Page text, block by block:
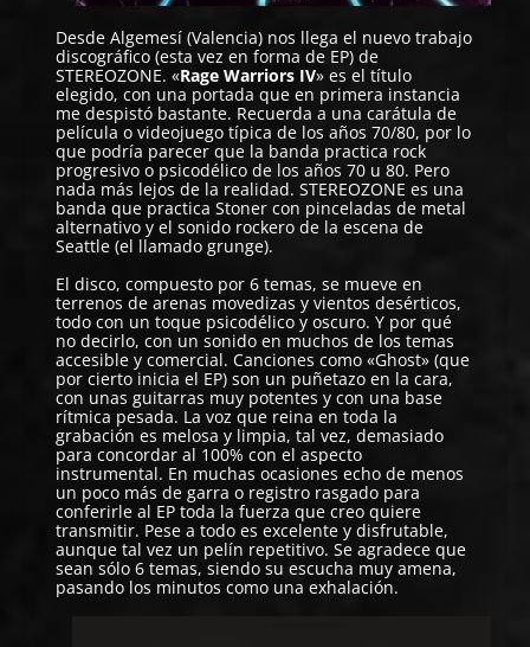
Desde Algemesí (Valencia) nos llega el nuevo trabajo
discográfico (esta vez en forma de EP) de
STEREOZONE. «Rage Warriors IV» es el título
elegido, con una portada que en primera instancia
me despistó bastante. Recuerda a una carátula de
película o videojuego típica de los años 70/80, por lo
que podría parecer que la banda practica rock
progresivo o psicodélico de los años 70 u 80. Pero
nada más lejos de la realidad.STEREOZONE es una
banda que practica Stoner con pinceladas de metal
alternativo y el sonido rockero de la escena de
Seattle (el llamado grunge).
El disco, compuesto por 6 temas, se mueve en
terrenos de arenas movedizas y vientos desérticos,
todo con un toque psicodélico y oscuro. Y por qué
no decirlo, con un sonido en muchos de los temas
accesible y comercial. Canciones como «Ghost» (que
por cierto inicia el EP) son un puñetazo en la cara,
con unas guitarras muy potentes y con una base
rítmica pesada. La voz que reina en toda la
grabación es melosa y limpia, tal vez, demasiado
para concordar al 100% con el aspecto
instrumental. En muchas ocasiones echo de menos
un poco más de garra o registro rasgado para
conferirle al EP toda la fuerza que creo quiere
transmitir. Pese a todo es excelente y disfrutable,
aunque tal vez un pelín repetitivo. Se agradece que
sean sólo 6 temas, siendo su escucha muy amena,
pasando los minutos como una exhalación.